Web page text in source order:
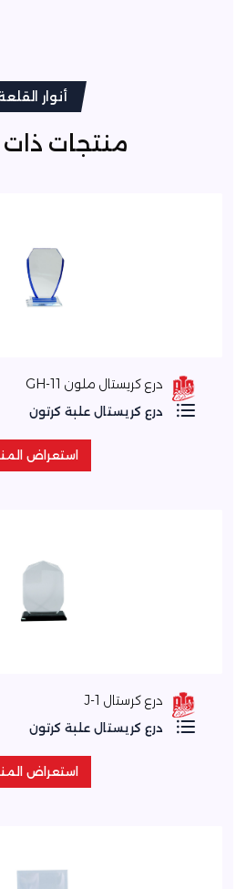
أنوار
منتجات ذات
درع كريستال ملون GH-11
درع كريستال علبة كرتون
استعراض
استعراض
درع كرستال J-1
درع كريستال علبة كرتون
استعراض
استعراض